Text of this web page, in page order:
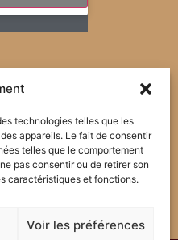
technologies telles que les
appareils. Le fait de consentir
telles que le comportement
pas consentir ou de retirer son
caractéristiques et fonctions.
Voir les préférences